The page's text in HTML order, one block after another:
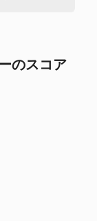
のスコア